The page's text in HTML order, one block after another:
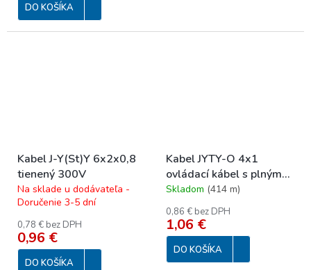
DO KOŠÍKA
Kabel J-Y(St)Y 6x2x0,8
tienený 300V
Na sklade u dodávateľa -
Doručenie 3-5 dní
0,78 € bez DPH
0,96 €
DO KOŠÍKA
Kabel JYTY-O 4x1
ovládací kábel s plným
jadrom 250 V
Skladom (414 m)
0,86 € bez DPH
1,06 €
DO KOŠÍKA